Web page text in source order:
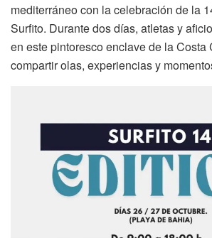
mediterráneo con la celebración de la
Surfito. Durante dos días, atletas y
en este pintoresco enclave de la Costa
compartir olas, experiencias y